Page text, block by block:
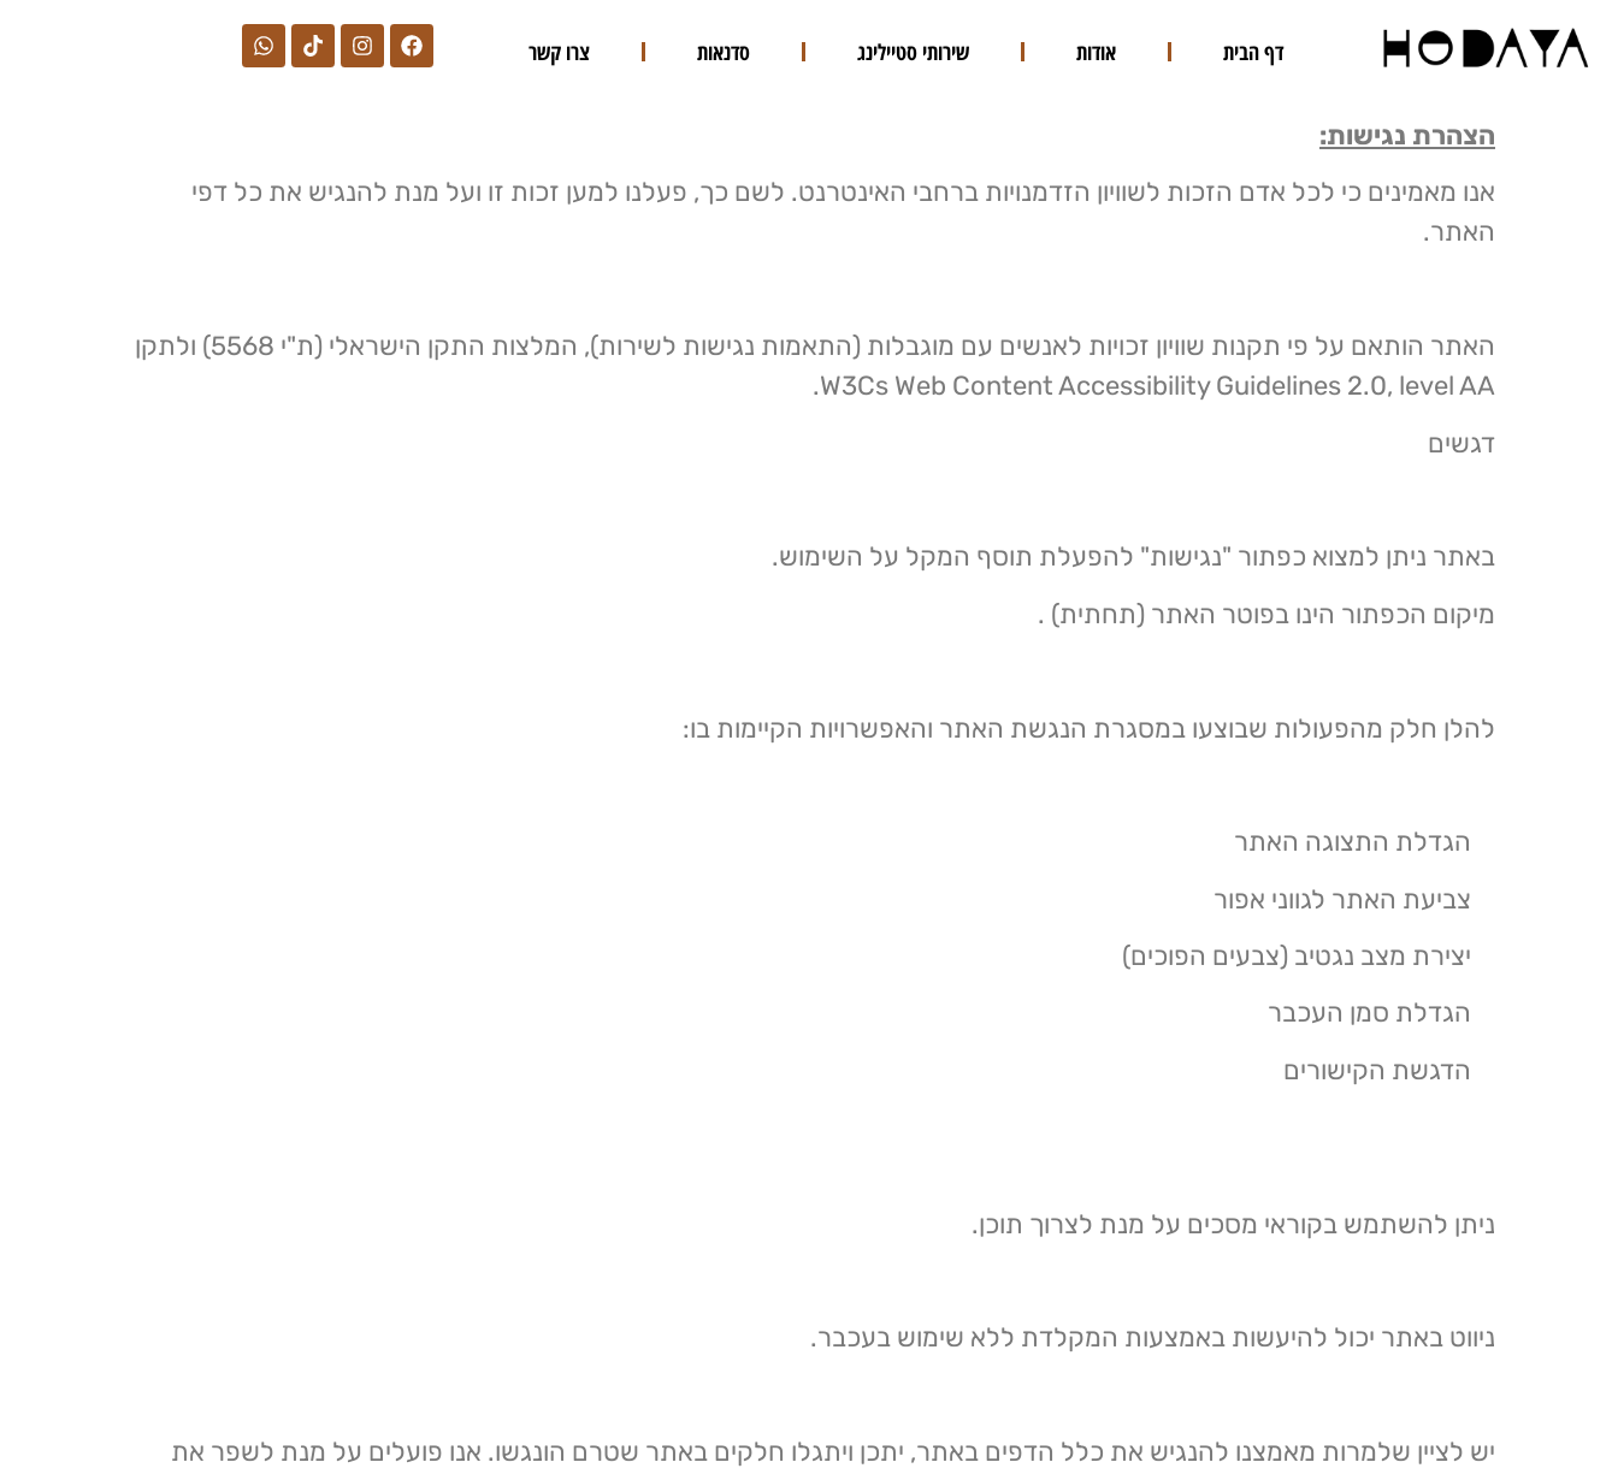
דף הבית אודות שירותי סטיילינג סדנאות צרו קשר
הצהרת נגישות:
אנו מאמינים כי לכל אדם הזכות לשוויון הזדמנויות ברחבי האינטרנט. לשם כך, פעלנו למען זכות זו ועל מנת להנגיש את כל דפי
האתר.
האתר הותאם על פי תקנות שוויון זכויות לאנשים עם מוגבלות (התאמות נגישות לשירות), המלצות התקן הישראלי (ת"י 5568) ולתקן
W3Cs Web Content Accessibility Guidelines 2.0, level AA.
דגשים
באתר ניתן למצוא כפתור "נגישות" להפעלת תוסף המקל על השימוש.
מיקום הכפתור הינו בפוטר האתר (תחתית) .
להלן חלק מהפעולות שבוצעו במסגרת הנגשת האתר והאפשרויות הקיימות בו:
הגדלת התצוגה האתר
צביעת האתר לגווני אפור
יצירת מצב נגטיב (צבעים הפוכים)
הגדלת סמן העכבר
הדגשת הקישורים
ניתן להשתמש בקוראי מסכים על מנת לצרוך תוכן.
ניווט באתר יכול להיעשות באמצעות המקלדת ללא שימוש בעכבר.
יש לציין שלמרות מאמצנו להנגיש את כלל הדפים באתר, יתכן ויתגלו חלקים באתר שטרם הונגשו. אנו פועלים על מנת לשפר את